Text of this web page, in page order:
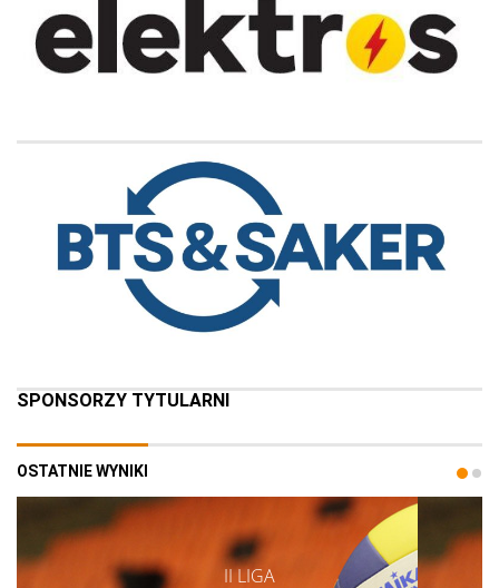
SPONSORZY TYTULARNI
OSTATNIE WYNIKI
II LIGA